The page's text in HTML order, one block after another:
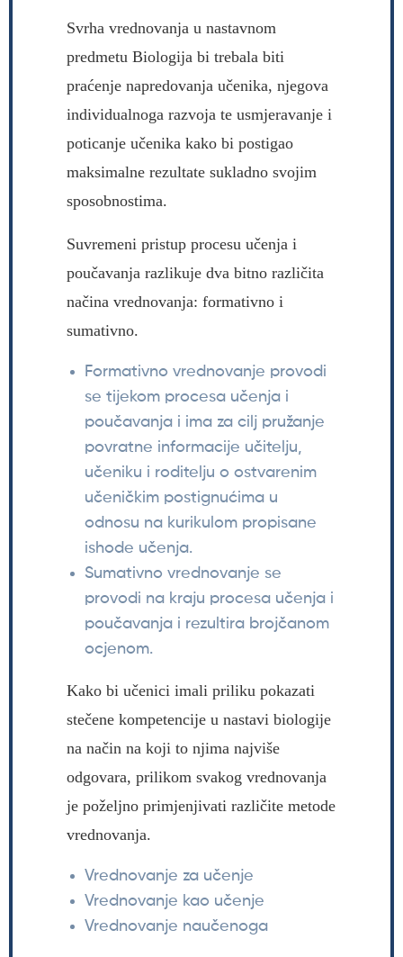
Svrha vrednovanja u nastavnom
predmetu Biologija bi trebala biti
praćenje napredovanja učenika, njegova
individualnoga razvoja te usmjeravanje i
poticanje učenika kako bi postigao
maksimalne rezultate sukladno svojim
sposobnostima.
Suvremeni pristup procesu učenja i
poučavanja razlikuje dva bitno različita
načina vrednovanja: formativno i
sumativno.
Formativno vrednovanje provodi
se tijekom procesa učenja i
poučavanja i ima za cilj pružanje
povratne informacije učitelju,
učeniku i roditelju o ostvarenim
učeničkim postignućima u
odnosu na kurikulom propisane
ishode učenja.
Sumativno vrednovanje se
provodi na kraju procesa učenja i
poučavanja i rezultira brojčanom
ocjenom.
Kako bi učenici imali priliku pokazati
stečene kompetencije u nastavi biologije
na način na koji to njima najviše
odgovara, prilikom svakog vrednovanja
je poželjno primjenjivati različite metode
vrednovanja.
Vrednovanje za učenje
Vrednovanje kao učenje
Vrednovanje naučenoga